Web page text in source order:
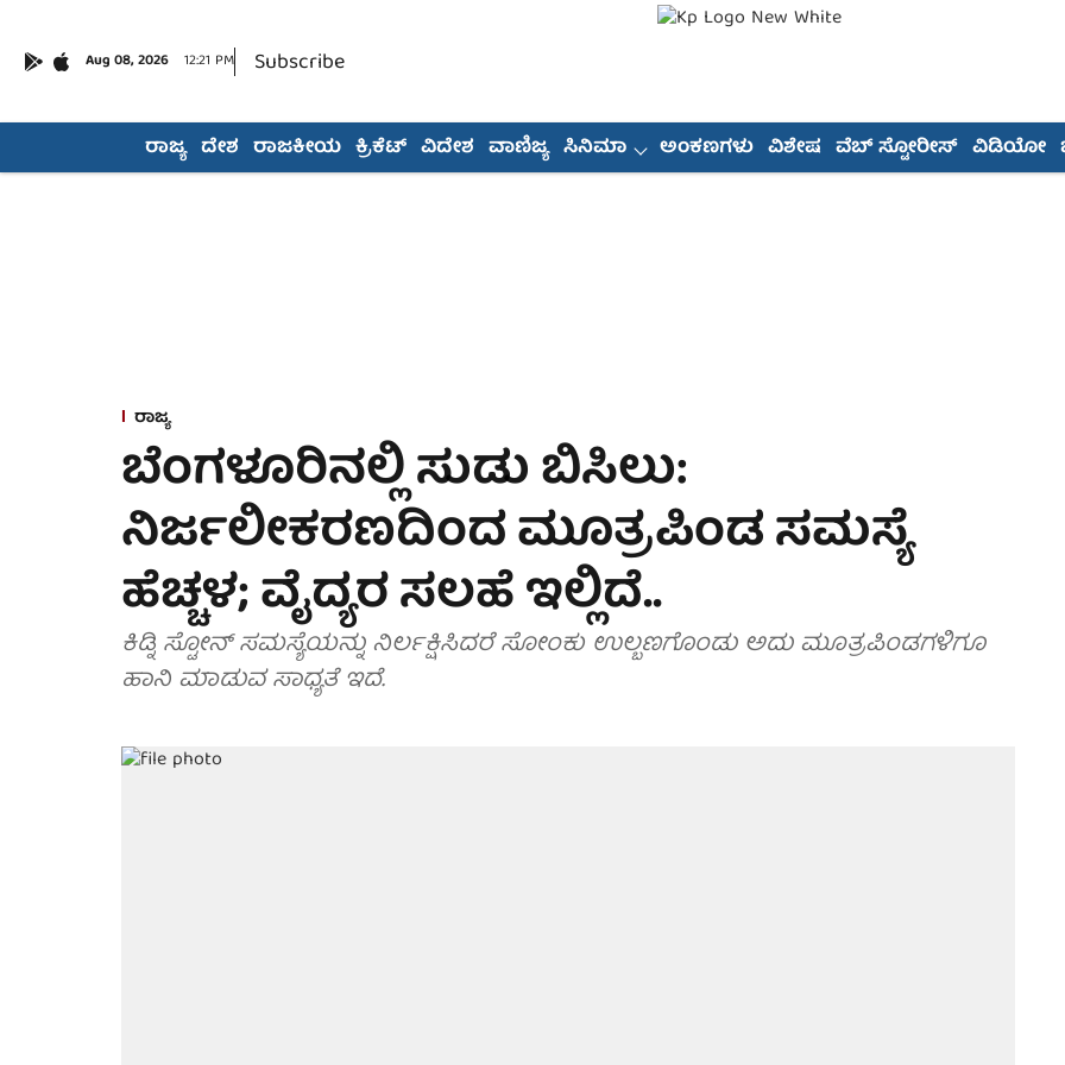
Aug 08, 2026 12:21 PM Subscribe
ರಾಜ್ಯ ದೇಶ ರಾಜಕೀಯ ಕ್ರಿಕೆಟ್ ವಿದೇಶ ವಾಣಿಜ್ಯ ಸಿನಿಮಾ ಅಂಕಣಗಳು ವಿಶೇಷ ವೆಬ್ ಸ್ಟೋರೀಸ್ ವಿಡಿಯೋ
ರಾಜ್ಯ
ಬೆಂಗಳೂರಿನಲ್ಲಿ ಸುಡು ಬಿಸಿಲು:
ನಿರ್ಜಲೀಕರಣದಿಂದ ಮೂತ್ರಪಿಂಡ ಸಮಸ್ಯೆ
ಹೆಚ್ಚಳ; ವೈದ್ಯರ ಸಲಹೆ ಇಲ್ಲಿದೆ..
ಕಿಡ್ನಿ ಸ್ಟೋನ್ ಸಮಸ್ಯೆಯನ್ನು ನಿರ್ಲಕ್ಷಿಸಿದರೆ ಸೋಂಕು ಉಲ್ಬಣಗೊಂಡು ಅದು ಮೂತ್ರಪಿಂಡಗಳಿಗೂ
ಹಾನಿ ಮಾಡುವ ಸಾಧ್ಯತೆ ಇದೆ.